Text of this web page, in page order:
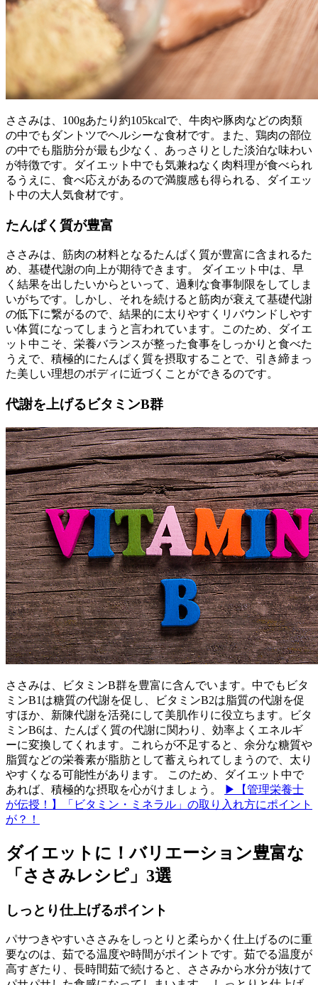
ささみは、100gあたり約105kcalで、牛肉や豚肉などの肉類
の中でもダントツでヘルシーな食材です。また、鶏肉の部位
の中でも脂肪分が最も少なく、あっさりとした淡泊な味わい
が特徴です。ダイエット中でも気兼ねなく肉料理が食べられ
るうえに、食べ応えがあるので満腹感も得られる、ダイエッ
ト中の大人気食材です。
たんぱく質が豊富
ささみは、筋肉の材料となるたんぱく質が豊富に含まれるた
め、基礎代謝の向上が期待できます。 ダイエット中は、早
く結果を出したいからといって、過剰な食事制限をしてしま
いがちです。しかし、それを続けると筋肉が衰えて基礎代謝
の低下に繋がるので、結果的に太りやすくリバウンドしやす
い体質になってしまうと言われています。このため、ダイエ
ット中こそ、栄養バランスが整った食事をしっかりと食べた
うえで、積極的にたんぱく質を摂取することで、引き締まっ
た美しい理想のボディに近づくことができるのです。
代謝を上げるビタミンB群
ささみは、ビタミンB群を豊富に含んでいます。中でもビタ
ミンB1は糖質の代謝を促し、ビタミンB2は脂質の代謝を促
すほか、新陳代謝を活発にして美肌作りに役立ちます。ビタ
ミンB6は、たんぱく質の代謝に関わり、効率よくエネルギ
ーに変換してくれます。これらが不足すると、余分な糖質や
脂質などの栄養素が脂肪として蓄えられてしまうので、太り
やすくなる可能性があります。 このため、ダイエット中で
あれば、積極的な摂取を心がけましょう。
▶【管理栄養士
が伝授！】「ビタミン・ミネラル」の取り入れ方にポイント
が？！
ダイエットに！バリエーション豊富な
「ささみレシピ」3選
しっとり仕上げるポイント
パサつきやすいささみをしっとりと柔らかく仕上げるのに重
要なのは、茹でる温度や時間がポイントです。茹でる温度が
高すぎたり、長時間茹で続けると、ささみから水分が抜けて